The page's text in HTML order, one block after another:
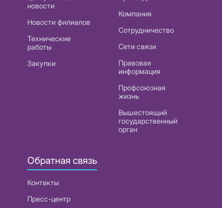
новости
Новости филиалов
Технические
работы
Закупки
Компания
Сотрудничество
Сети связи
Правовая
информация
Профсоюзная
жизнь
Вышестоящий
государственный
орган
Обратная связь
Контакты
Пресс-центр